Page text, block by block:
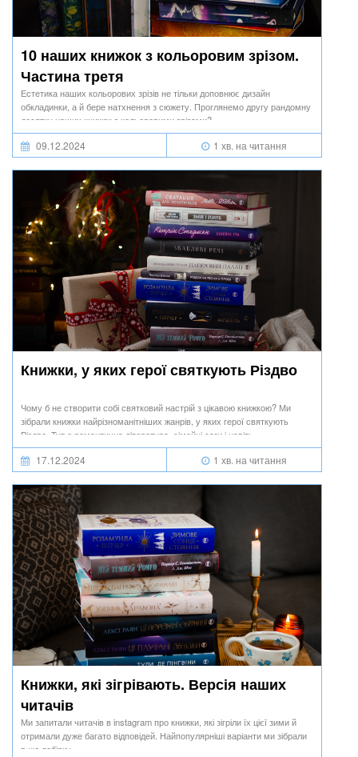
10 наших книжок з кольоровим зрізом.
Частина третя
Естетика наших кольорових зрізів не тільки доповнює дизайн
обкладинки, а й бере натхнення з сюжету. Проглянемо другу рандомну
десятку наших книжок з кольоровими зрізами?
09.12.2024 1 хв. на читання
Книжки, у яких герої святкують Різдво
Чому б не створити собі святковий настрій з цікавою книжкою? Ми
зібрали книжки найрізноманітніших жанрів, у яких герої святкують
Різдво. Тут є романтична література, сімейні саги і навіть
гостросюжетна проза!
17.12.2024 1 хв. на читання
Книжки, які зігрівають. Версія наших
читачів
Ми запитали читачів в instagram про книжки, які зігріли їх цієї зими й
отримали дуже багато відповідей. Найпопулярніші варіанти ми зібрали
в цю добірку.